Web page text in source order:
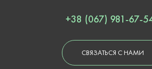
+38 (067) 981-67-
СВЯЗАТЬСЯ С НАМИ